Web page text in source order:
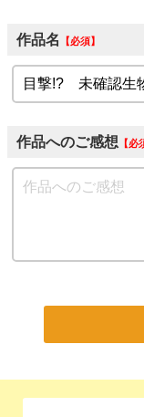
作品名 必須
作品へのご感想 必